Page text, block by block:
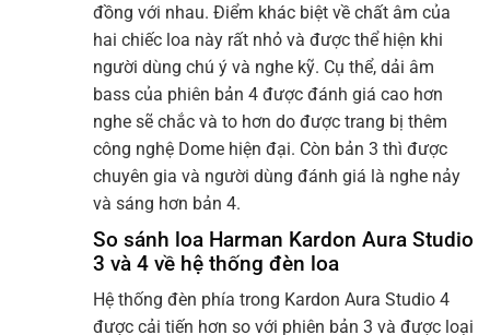
đồng với nhau. Điểm khác biệt về chất âm của
hai chiếc loa này rất nhỏ và được thể hiện khi
người dùng chú ý và nghe kỹ. Cụ thể, dải âm
bass của phiên bản 4 được đánh giá cao hơn
nghe sẽ chắc và to hơn do được trang bị thêm
công nghệ Dome hiện đại. Còn bản 3 thì được
chuyên gia và người dùng đánh giá là nghe nảy
và sáng hơn bản 4.
So sánh loa Harman Kardon Aura Studio
3 và 4 về hệ thống đèn loa
Hệ thống đèn phía trong Kardon Aura Studio 4
được cải tiến hơn so với phiên bản 3 và được loại